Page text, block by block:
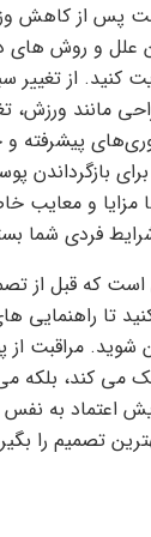
پس از کاهش
علل و روش های
کنید. از تغییر
مانند ورزش،
پیشرفته
مزایا و معایب
فردی شما
است که قبل از
راهنمایی های
مراقبت از
می کند، بلکه می
اعتماد به نفس
تصمیم را